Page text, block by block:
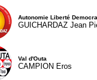
Autonomie Liberté
GUICHARDAZ Jean
Val d'Outa
CAMPION Eros